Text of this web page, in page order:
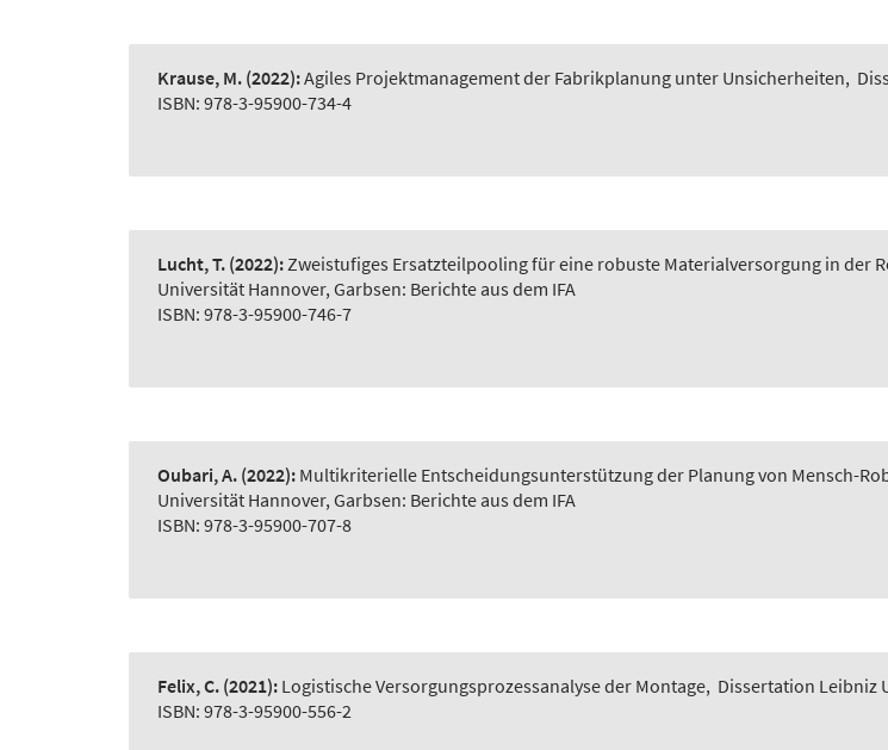
Krause, M. (2022):Agiles Projektmanagement der Fabrikplanung unter Unsicherheiten,
ISBN: 978-3-95900-734-4
Lucht, T. (2022):Zweistufiges Ersatzteilpooling für eine robuste Materialversorgung in der
Universität Hannover, Garbsen: Berichte aus dem IFA
ISBN: 978-3-95900-746-7
Oubari, A. (2022): Multikriterielle Entscheidungsunterstützung der Planung von Mensch-
Universität Hannover, Garbsen: Berichte aus dem IFA
ISBN: 978-3-95900-707-8
Felix, C. (2021): Logistische Versorgungsprozessanalyse der Montage, Dissertation Leibniz
ISBN: 978-3-95900-556-2